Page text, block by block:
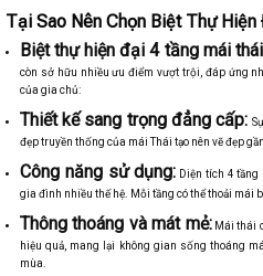
Tại Sao Nên Chọn Biệt Thự
Biệt thự hiện đại 4 tầng mái
còn sở hữu nhiều ưu điểm vượt trội, đáp ứng
của gia chủ:
Thiết kế sang trọng đẳng cấp:
đẹp truyền thống của mái Thái tạo nên vẽ đẹp
Công năng sử dụng: Diện tích 4
gia đình nhiều thế hệ. Mỗi tầng có thể thoải mái
Thông thoáng và mát mẻ:Mái thái
hiệu quả, mang lại không gian sống thoáng
mùa.